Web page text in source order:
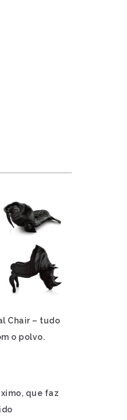
Chair – tudo
o polvo.
que faz